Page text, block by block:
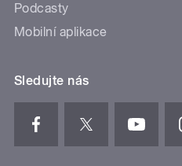
Podcasty
Mobilní aplikace
Sledujte nás